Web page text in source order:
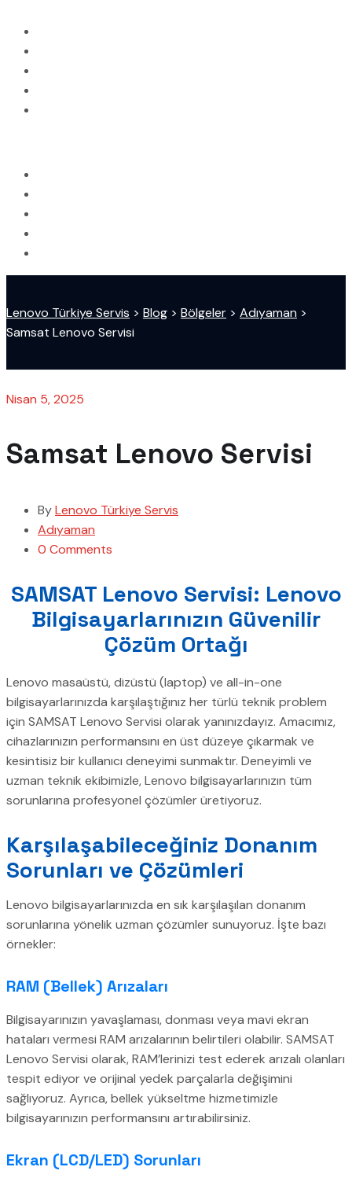
Lenovo Türkiye Servis > Blog > Bölgeler > Adıyaman >
Samsat Lenovo Servisi
Nisan 5, 2025
Samsat Lenovo Servisi
ByLenovo Türkiye Servis
Adıyaman
0 Comments
SAMSAT Lenovo Servisi: Lenovo
Bilgisayarlarınızın Güvenilir
Çözüm Ortağı
Lenovo masaüstü, dizüstü (laptop) ve all-in-one
bilgisayarlarınızda karşılaştığınız her türlü teknik problem
için SAMSAT Lenovo Servisi olarak yanınızdayız. Amacımız,
cihazlarınızın performansını en üst düzeye çıkarmak ve
kesintisiz bir kullanıcı deneyimi sunmaktır. Deneyimli ve
uzman teknik ekibimizle, Lenovo bilgisayarlarınızın tüm
sorunlarına profesyonel çözümler üretiyoruz.
Karşılaşabileceğiniz Donanım
Sorunları ve Çözümleri
Lenovo bilgisayarlarınızda en sık karşılaşılan donanım
sorunlarına yönelik uzman çözümler sunuyoruz. İşte bazı
örnekler:
RAM (Bellek) Arızaları
Bilgisayarınızın yavaşlaması, donması veya mavi ekran
hataları vermesi RAM arızalarının belirtileri olabilir. SAMSAT
Lenovo Servisi olarak, RAM’lerinizi test ederek arızalı olanları
tespit ediyor ve orijinal yedek parçalarla değişimini
sağlıyoruz. Ayrıca, bellek yükseltme hizmetimizle
bilgisayarınızın performansını artırabilirsiniz.
Ekran (LCD/LED) Sorunları